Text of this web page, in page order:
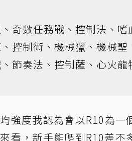
奇數任務戰、控制法、嗜
控制術、機械獵、機械聖
節奏法、控制薩、心火龍
強度我認為會以R10為
看，新手能爬到R10差